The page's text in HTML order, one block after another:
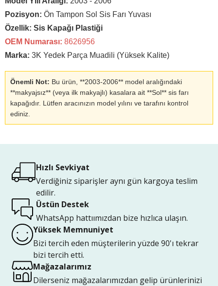
Pozisyon: Ön Tampon Sol Sis Farı Yuvası
Özellik: Sis Kapağı Plastiği
OEM Numarası: 8626956
Marka: 3K Yedek Parça Muadili (Yüksek Kalite)
Önemli Not: Bu ürün, **2003-2006** model aralığındaki
**makyajsız** (veya ilk makyajlı) kasalara ait **Sol** sis farı
kapağıdır. Lütfen aracınızın model yılını ve tarafını kontrol
ediniz.
Hızlı Sevkiyat
Verdiğiniz siparişler aynı gün kargoya teslim
edilir.
Üstün Destek
WhatsApp hattıımızdan bize hızlıca ulaşın.
Yüksek Memnuniyet
Bizi tercih eden müşterilerin yüzde 90'ı tekrar
bizi tercih etti.
Mağazalarımız
Dilerseniz mağazalarımızdan gelip ürünlerinizi